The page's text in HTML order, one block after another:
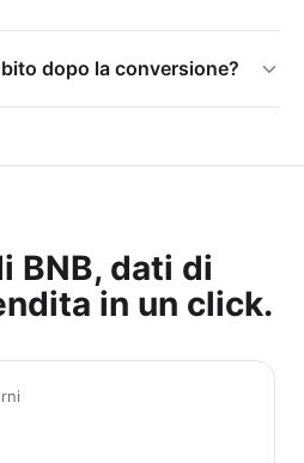
dopo la conversione?
BNB, dati di
in un click.